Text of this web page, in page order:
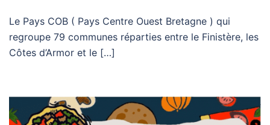
Le Pays COB ( Pays Centre Ouest Bretagne ) qui
regroupe 79 communes réparties entre le Finistère, les
Côtes d’Armor et le […]